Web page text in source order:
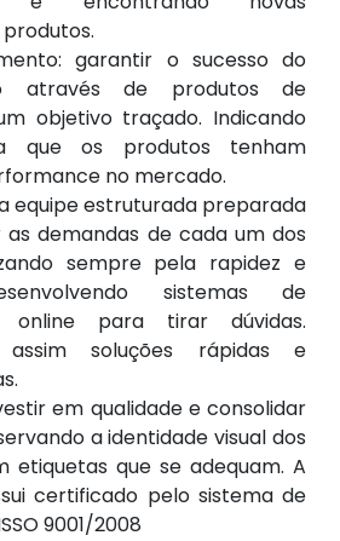
garantir o sucesso do
através de produtos de
objetivo traçado. Indicando
que os produtos tenham
no mercado.
equipe estruturada preparada
demandas de cada um dos
sempre pela rapidez e
sistemas de
online para tirar dúvidas.
assim soluções rápidas e
em qualidade e consolidar
a identidade visual dos
etiquetas que se adequam. A
certificado pelo sistema de
9001/2008